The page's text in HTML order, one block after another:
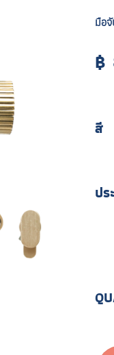
มือ
฿
สี
ปร
จ